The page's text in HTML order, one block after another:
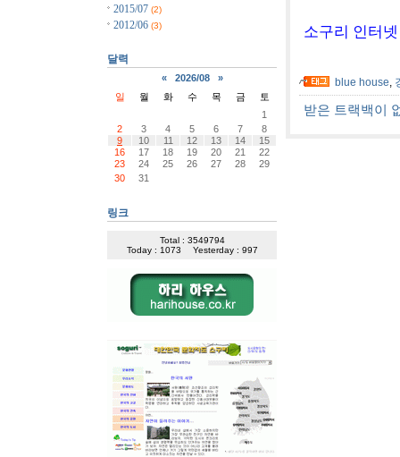
소구리 인터
blue house,
받은 트랙백이
2015/07 (2)
2012/06 (3)
달력
« 2026/08
»
일
월 화 수 목 금
토
1
2
3 4 5 6 7
8
9
10 11 12 13 14
15
16
17 18 19 20 21
22
23
24 25 26 27 28
29
30
31
링크
Total : 3549794
Today : 1073
Yesterday : 997